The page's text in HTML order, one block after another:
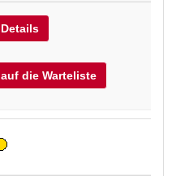
Details
auf die Warteliste